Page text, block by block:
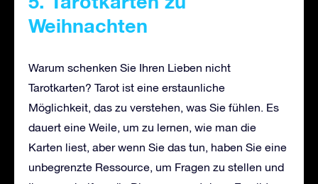
Weihnachten
Warum schenken Sie Ihren Lieben nicht
Tarotkarten? Tarot ist eine erstaunliche
Möglichkeit, das zu verstehen, was Sie fühlen. Es
dauert eine Weile, um zu lernen, wie man die
Karten liest, aber wenn Sie das tun, haben Sie eine
unbegrenzte Ressource, um Fragen zu stellen und